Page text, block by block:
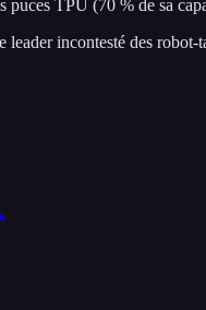
TPU (70 % de sa
leader incontesté des